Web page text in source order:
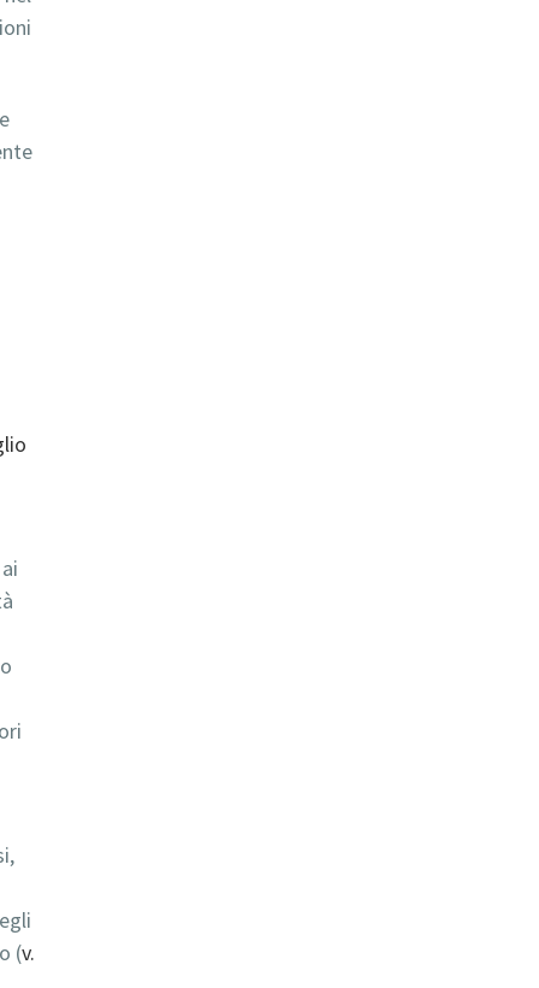
(v.